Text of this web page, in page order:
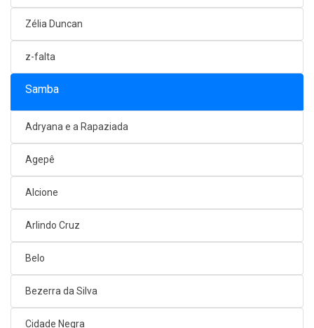
Zélia Duncan
z-falta
Samba
Adryana e a Rapaziada
Agepê
Alcione
Arlindo Cruz
Belo
Bezerra da Silva
Cidade Negra